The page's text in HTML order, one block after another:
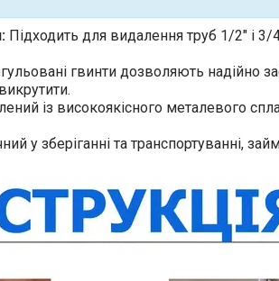
Підходить для видалення труб 1/2" і 3/
гвинти дозволяють надійно
із високоякісного металевого
у зберіганні та транспортуванні,